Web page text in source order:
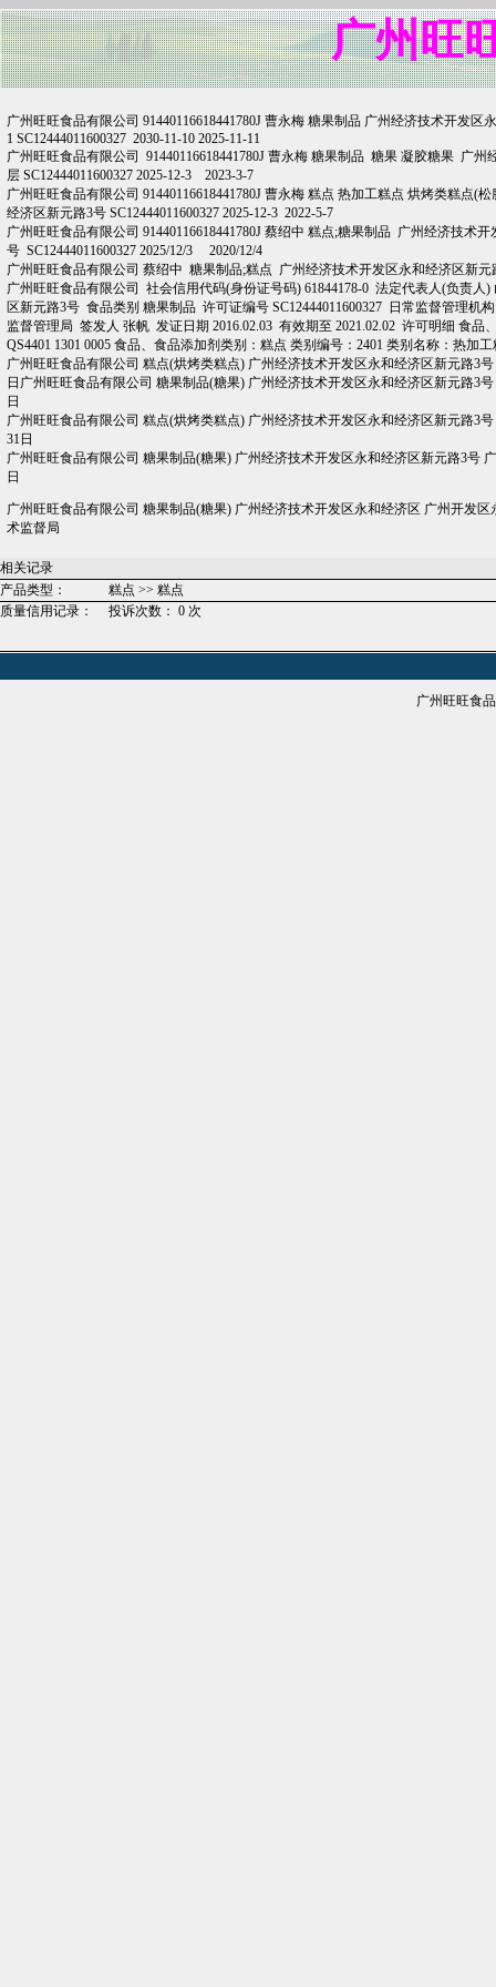
广州旺
广州旺旺食品有限公司 91440116618441780J 曹永梅 糖果制品 广州经济技术开发
1 SC12444011600327 2030-11-10 2025-11-11
广州旺旺食品有限公司 91440116618441780J 曹永梅 糖果制品 糖果 凝胶糖果 广
层 SC12444011600327 2025-12-3 2023-3-7
广州旺旺食品有限公司 91440116618441780J 曹永梅 糕点 热加工糕点 烘烤类糕点
经济区新元路3号 SC12444011600327 2025-12-3 2022-5-7
广州旺旺食品有限公司 91440116618441780J 蔡绍中 糕点;糖果制品 广州经济技术
号 SC12444011600327 2025/12/3 2020/12/4
广州旺旺食品有限公司 蔡绍中 糖果制品;糕点 广州经济技术开发区永和经济区新元
广州旺旺食品有限公司 社会信用代码(身份证号码) 61844178-0 法定代表人(负责
区新元路3号 食品类别 糖果制品 许可证编号 SC12444011600327 日常监督管理
监督管理局 签发人 张帆 发证日期 2016.02.03 有效期至 2021.02.02 许可明细 食
QS4401 1301 0005 食品、食品添加剂类别：糕点 类别编号：2401 类别名称：热加
广州旺旺食品有限公司 糕点(烘烤类糕点) 广州经济技术开发区永和经济区新元路3
日广州旺旺食品有限公司 糖果制品(糖果) 广州经济技术开发区永和经济区新元路3
日
广州旺旺食品有限公司 糕点(烘烤类糕点) 广州经济技术开发区永和经济区新元路3
31日
广州旺旺食品有限公司 糖果制品(糖果) 广州经济技术开发区永和经济区新元路3号
日
广州旺旺食品有限公司 糖果制品(糖果) 广州经济技术开发区永和经济区 广州开发区
术监督局
相关记录
产品类型：
糕点 >> 糕点
质量信用记录：
投诉次数： 0 次
广州旺旺食